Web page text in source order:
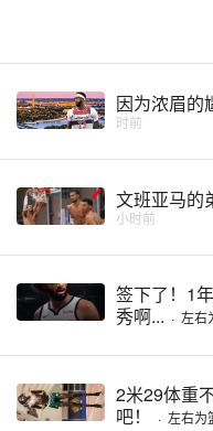
因为浓眉的
时前
文班亚马的
小时前
签下了！1
秀啊... · 左右
2米29体重
吧！
· 左右为